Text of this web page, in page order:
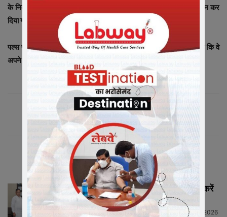
के निर्देश भी दिए गए है, जहां पोलियो बूथ कार्य करेंगे। इसके लिए दलों का गठन कर
दिया गया है।
पल्स पोलियो अभियान के संदर्भ में बच्चों के अभिभावकों से अनुरोध किया गया है कि वे
अपने बच्चों को पल्स पोलियो अभियान के प्रथम दिवस ही दवा पिलवा दे।
संबंधित लेख
मीडिया में संगठन को सशक्त रूप से प्रस्तुत करें
मीडिया प्रभारी...
HIGHLIGHTS Neeraj Barmecha July 13, 2026